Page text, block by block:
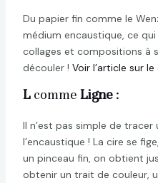
Du papier fin comme le
médium encaustique, ce
collages et compositions à
découler ! Voir l’article sur le
Lcomme Ligne:
Il n’est pas simple de
l’encaustique ! La cire se
un pinceau fin, on obtient
obtenir un trait de couleur,